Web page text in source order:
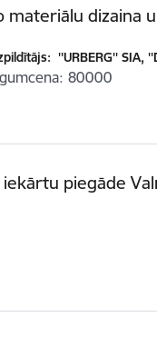
materiālu dizaina
''URBERG'' SIA,
80000
iekārtu piegāde